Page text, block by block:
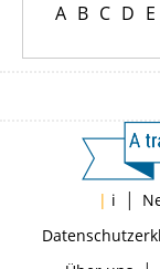
A B C D E
| i |